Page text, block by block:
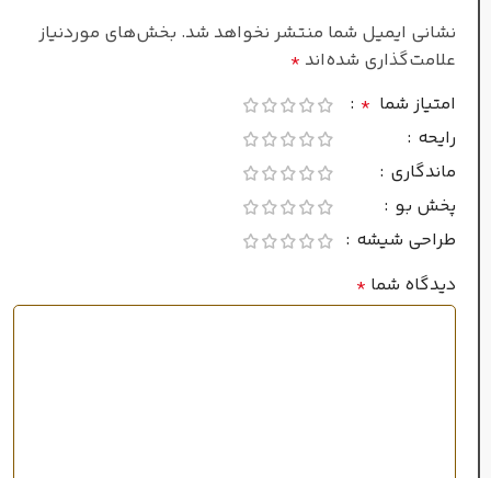
خنک ,شیرین
فصل
سدر
نشانی ایمیل شما منتشر نخواهد شد. بخش‌های موردنیاز
علامت‌گذاری شده‌اند *
امتیاز شما *
رایحه
ماندگاری
پخش بو
طراحی شیشه
دیدگاه شما *